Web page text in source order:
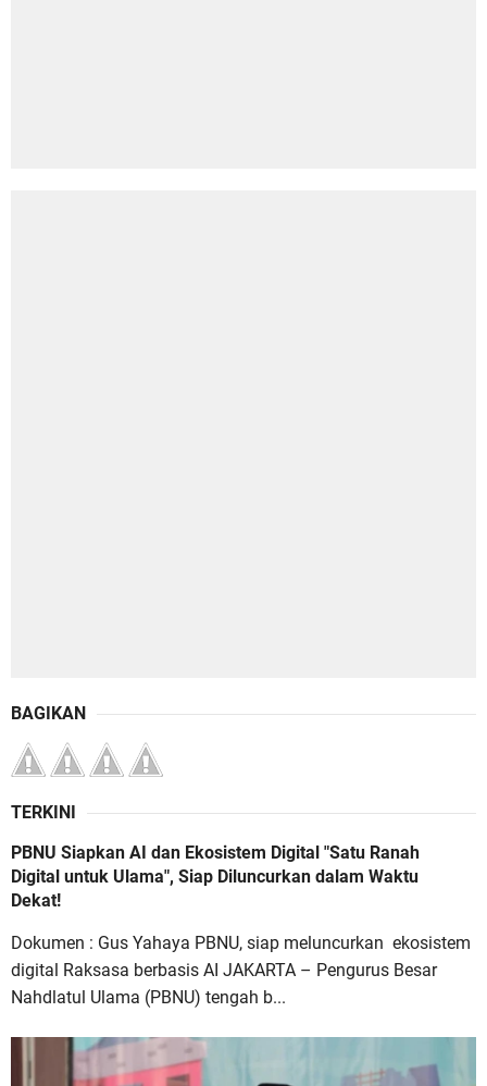
BAGIKAN
TERKINI
PBNU Siapkan AI dan Ekosistem Digital "Satu Ranah
Digital untuk Ulama", Siap Diluncurkan dalam Waktu
Dekat!
Dokumen : Gus Yahaya PBNU, siap meluncurkan ekosistem
digital Raksasa berbasis AI JAKARTA – Pengurus Besar
Nahdlatul Ulama (PBNU) tengah b...